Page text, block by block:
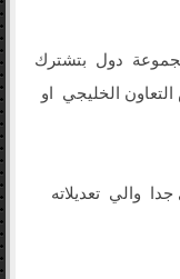
دول بتشترك
الخليجي او
والي تعديلاته